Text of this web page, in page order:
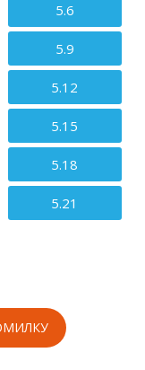
5.6
5.9
5.12
5.15
5.18
5.21